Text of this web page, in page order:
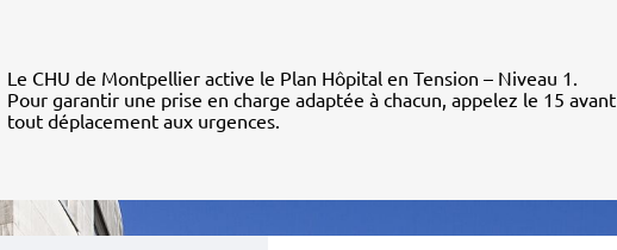
Le CHU de Montpellier active le Plan Hôpital en Tension – Niveau 1.
Pour garantir une prise en charge adaptée à chacun, appelez le 15 avant
tout déplacement aux urgences.